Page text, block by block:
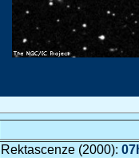
Rektascenze (2000):